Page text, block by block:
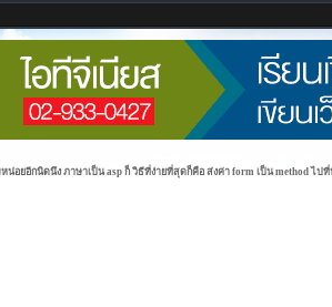
น่อยอีกนิดนึง ภาษาเป็น asp ก็ วิธีที่ง่ายที่สุดก็คือ ส่งค่า form เป็น method ไป